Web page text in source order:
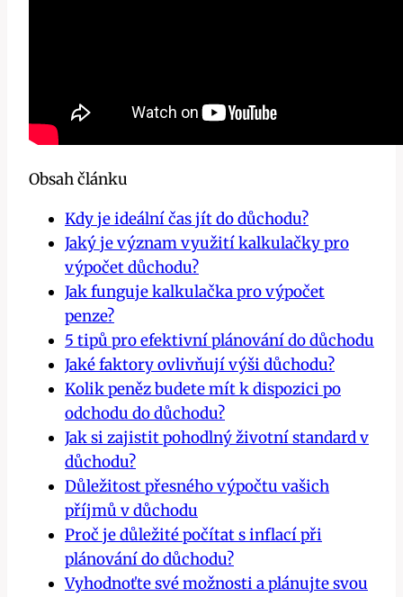
Obsah článku
Kdy je ideální čas jít do důchodu?
Jaký je význam využití kalkulačky pro
výpočet důchodu?
Jak funguje kalkulačka pro výpočet
penze?
5 tipů pro efektivní plánování do důchodu
Jaké faktory ovlivňují výši důchodu?
Kolik peněz budete mít k dispozici po
odchodu do důchodu?
Jak si zajistit pohodlný životní standard v
důchodu?
Důležitost přesného výpočtu vašich
příjmů v důchodu
Proč je důležité počítat s inflací při
plánování do důchodu?
Vyhodnoťte své možnosti a plánujte svou